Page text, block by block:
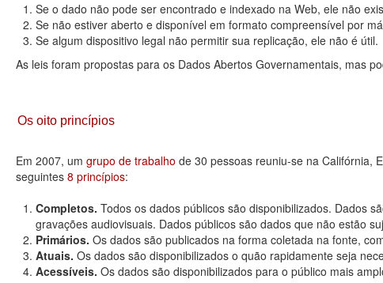
Se o dado não pode ser encontrado e indexado na Web, ele não
Se não estiver aberto e disponível em formato compreensível por
Se algum dispositivo legal não permitir sua replicação, ele não é útil.
As leis foram propostas para os Dados Abertos Governamentais, mas
Os oito princípios
Em 2007, um grupo de trabalho de 30 pessoas reuniu-se na Califórnia,
seguintes 8 princípios:
Completos. Todos os dados públicos são disponibilizados. Dados
gravações audiovisuais. Dados públicos são dados que não estão
Primários. Os dados são publicados na forma coletada na fonte,
Atuais. Os dados são disponibilizados o quão rapidamente seja
Acessíveis. Os dados são disponibilizados para o público mais